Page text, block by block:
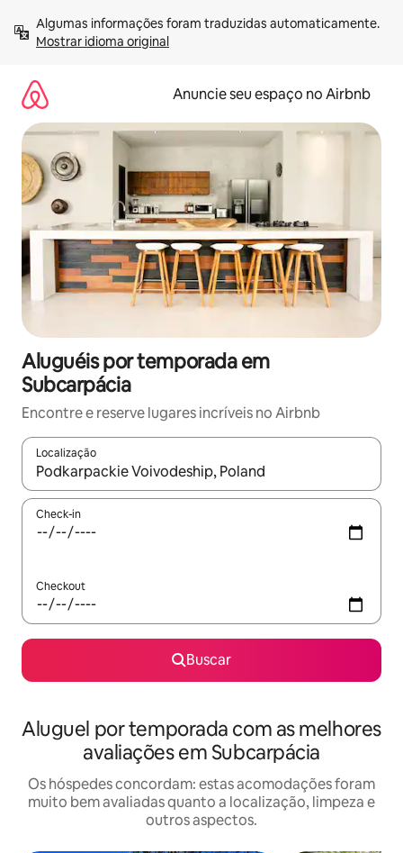
para
Mostrar idioma original
Anuncie seu espaço no Airbnb
Aluguéis por temporada em
Subcarpácia
Encontre e reserve lugares incríveis no Airbnb
Localização
Quando os resultados estiverem disponíveis, explore-os
Check-in
Checkout
Buscar
Aluguel por temporada com as melhores
avaliações em Subcarpácia
Os hóspedes concordam: estas acomodações foram
muito bem avaliadas quanto a localização, limpeza e
outros aspectos.